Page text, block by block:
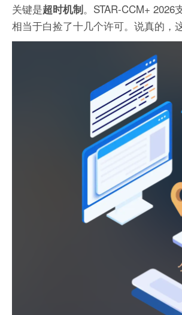
关键是超时机制。STAR-CCM+
相当于白捡了十几个许可。说真的，